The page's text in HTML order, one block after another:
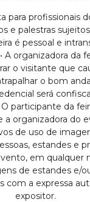
para profissionais
e palestras sujeitos
é pessoal e
A organizadora da
o visitante que
o bom
será
O participante da
a organizadora do
de uso de
estandes e
em qualquer
de estandes e/
com a expressa
expositor.